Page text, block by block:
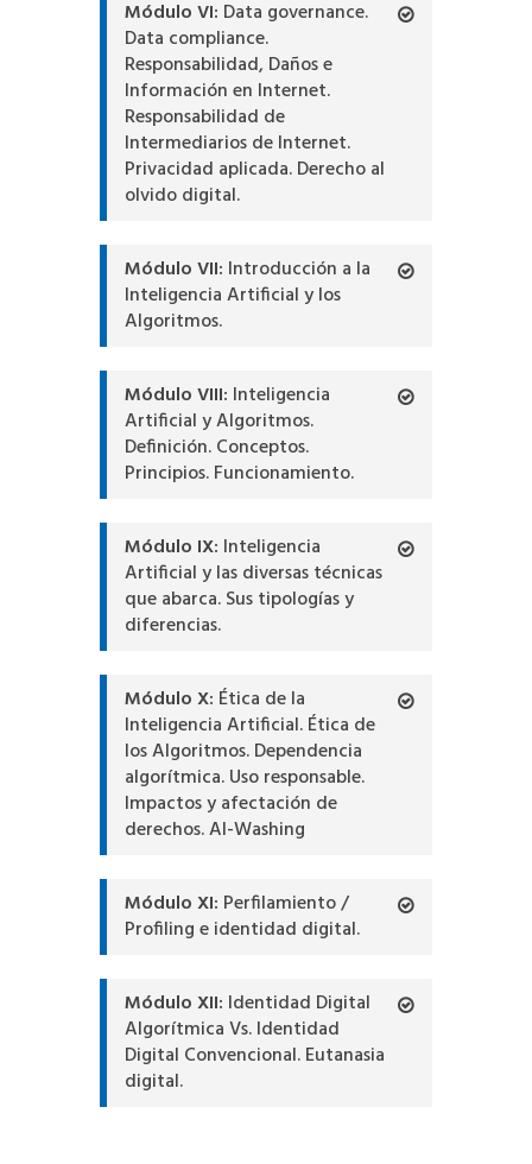
Módulo VI: Data governance.
Data compliance.
Responsabilidad, Daños e
Información en Internet.
Responsabilidad de
Intermediarios de Internet.
Privacidad aplicada. Derecho al
olvido digital.
Módulo VII: Introducción a la
Inteligencia Artificial y los
Algoritmos.
Módulo VIII: Inteligencia
Artificial y Algoritmos.
Definición. Conceptos.
Principios. Funcionamiento.
Módulo IX: Inteligencia
Artificial y las diversas técnicas
que abarca. Sus tipologías y
diferencias.
Módulo X: Ética de la
Inteligencia Artificial. Ética de
los Algoritmos. Dependencia
algorítmica. Uso responsable.
Impactos y afectación de
derechos. AI-Washing
Módulo XI: Perfilamiento /
Profiling e identidad digital.
Módulo XII: Identidad Digital
Algorítmica Vs. Identidad
Digital Convencional. Eutanasia
digital.